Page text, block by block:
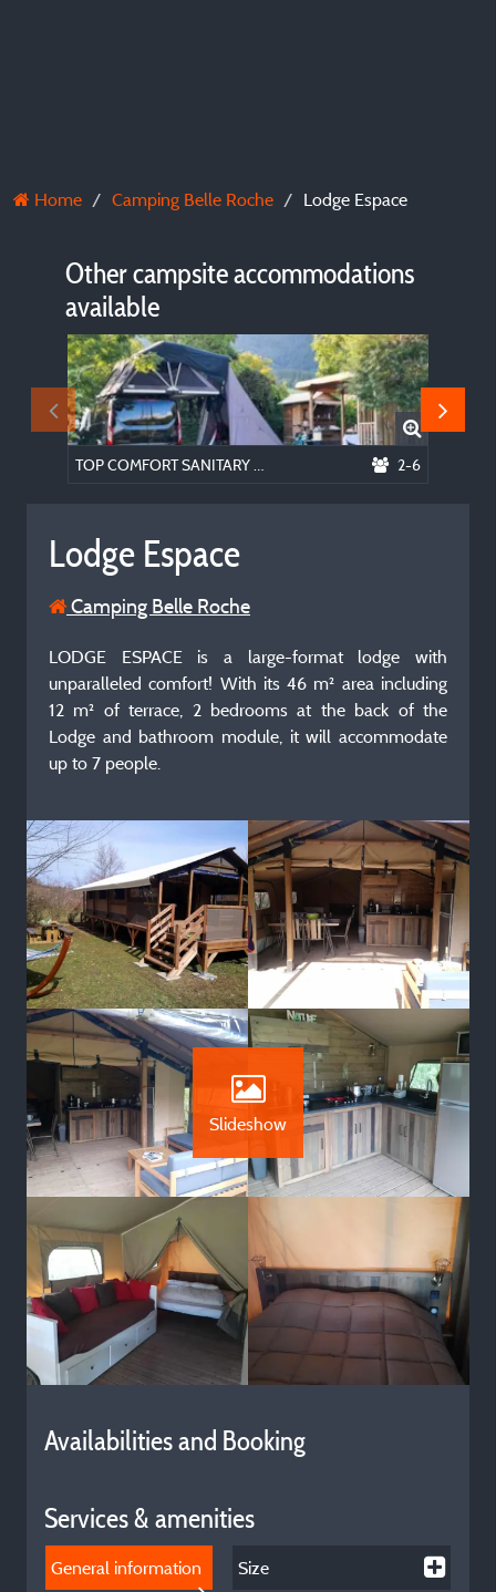
Home Camping Belle Roche Lodge Espace
Other campsite accommodations
available
2-6
Lodge Espace
Camping Belle Roche
LODGE ESPACE is a large-format lodge with
unparalleled comfort! With its 46 m² area including
12 m² of terrace, 2 bedrooms at the back of the
Lodge and bathroom module, it will accommodate
up to 7 people.
Slideshow
Availabilities and Booking
Services & amenities
General information Size